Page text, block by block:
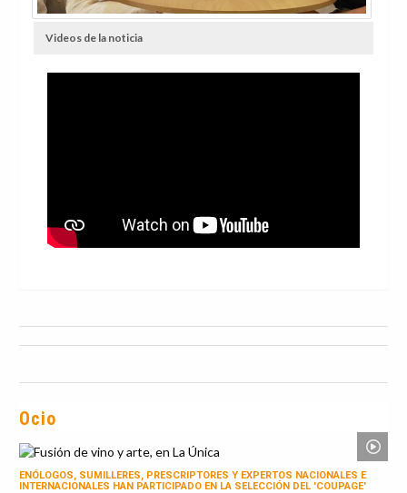
Videos de la noticia
Ocio
ENÓLOGOS, SUMILLERES, PRESCRIPTORES Y EXPERTOS NACIONALES E
INTERNACIONALES HAN PARTICIPADO EN LA SELECCIÓN DEL 'COUPAGE'